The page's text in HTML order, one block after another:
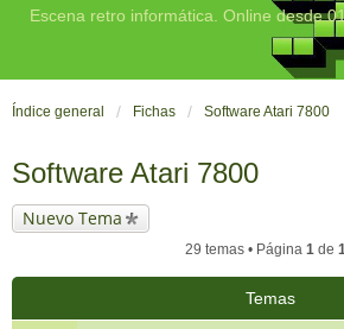
Escena retro informática. Online desde
Índice general Fichas Software Atari 7800
Software Atari 7800
Nuevo Tema
29 temas • Página 1 de
Temas